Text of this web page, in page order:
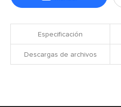
Especificación
Descargas de archivos